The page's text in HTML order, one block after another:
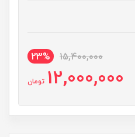
15,400,000
23%
12,000,000 تومان